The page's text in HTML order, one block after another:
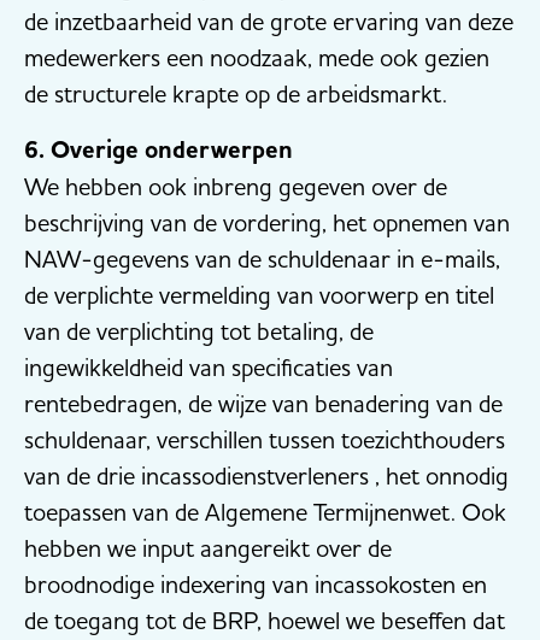
de inzetbaarheid van de grote ervaring van deze
medewerkers een noodzaak, mede ook gezien
de structurele krapte op de arbeidsmarkt.
6. Overige onderwerpen
We hebben ook inbreng gegeven over de
beschrijving van de vordering, het opnemen van
NAW-gegevens van de schuldenaar in e-mails,
de verplichte vermelding van voorwerp en titel
van de verplichting tot betaling, de
ingewikkeldheid van specificaties van
rentebedragen, de wijze van benadering van de
schuldenaar, verschillen tussen toezichthouders
van de drie incassodienstverleners , het onnodig
toepassen van de Algemene Termijnenwet. Ook
hebben we input aangereikt over de
broodnodige indexering van incassokosten en
de toegang tot de BRP, hoewel we beseffen dat